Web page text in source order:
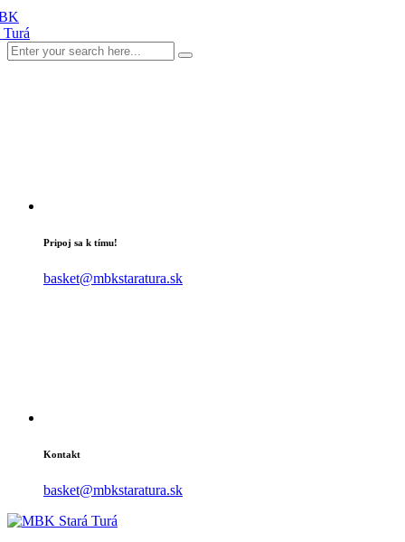
Pripoj sa k tímu!
basket@mbkstaratura.sk
Kontakt
basket@mbkstaratura.sk